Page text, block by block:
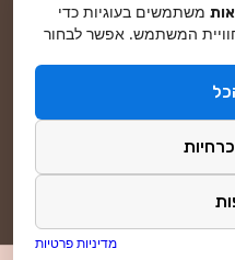
DreamZone
משתמשים בעוגיות כדי
המשתמש. אפשר לבחור
מדיניות פרטיות